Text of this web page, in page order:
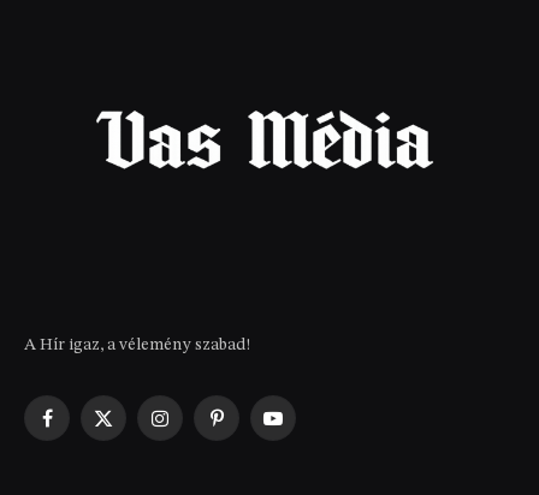
A Hír igaz, a vélemény szabad!
Facebook
X
InstagramPinterestYouTube